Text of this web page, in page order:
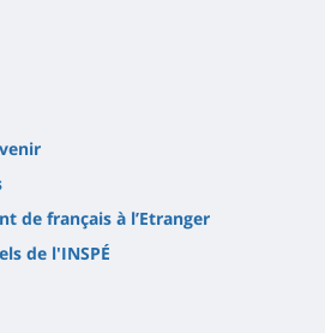
de français à l’Etranger
de l'INSPÉ